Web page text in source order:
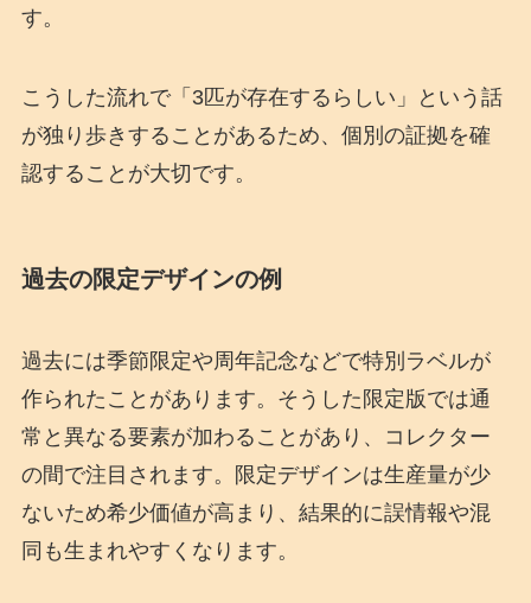
す。
こうした流れで「3匹が存在するらしい」という話
が独り歩きすることがあるため、個別の証拠を確
認することが大切です。
過去の限定デザインの例
過去には季節限定や周年記念などで特別ラベルが
作られたことがあります。そうした限定版では通
常と異なる要素が加わることがあり、コレクター
の間で注目されます。限定デザインは生産量が少
ないため希少価値が高まり、結果的に誤情報や混
同も生まれやすくなります。